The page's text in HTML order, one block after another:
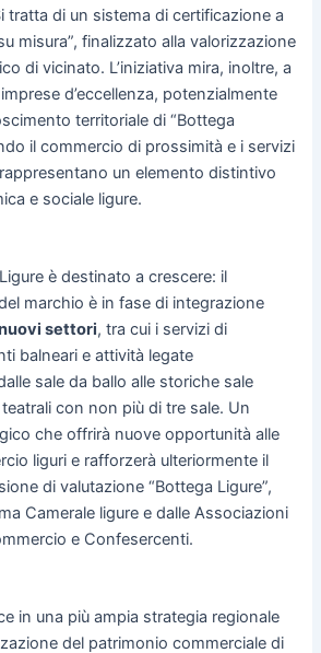
tratta di un sistema di certificazione a
misura”, finalizzato alla valorizzazione
di vicinato. L’iniziativa mira, inoltre, a
d’eccellenza, potenzialmente
territoriale di “Bottega
il commercio di prossimità e i servizi
un elemento distintivo
e sociale ligure.
è destinato a crescere: il
marchio è in fase di integrazione
settori, tra cui i servizi di
balneari e attività legate
sale da ballo alle storiche sale
con non più di tre sale. Un
che offrirà nuove opportunità alle
liguri e rafforzerà ulteriormente il
di valutazione “Bottega Ligure”,
Camerale ligure e dalle Associazioni
e Confesercenti.
in una più ampia strategia regionale
del patrimonio commerciale di